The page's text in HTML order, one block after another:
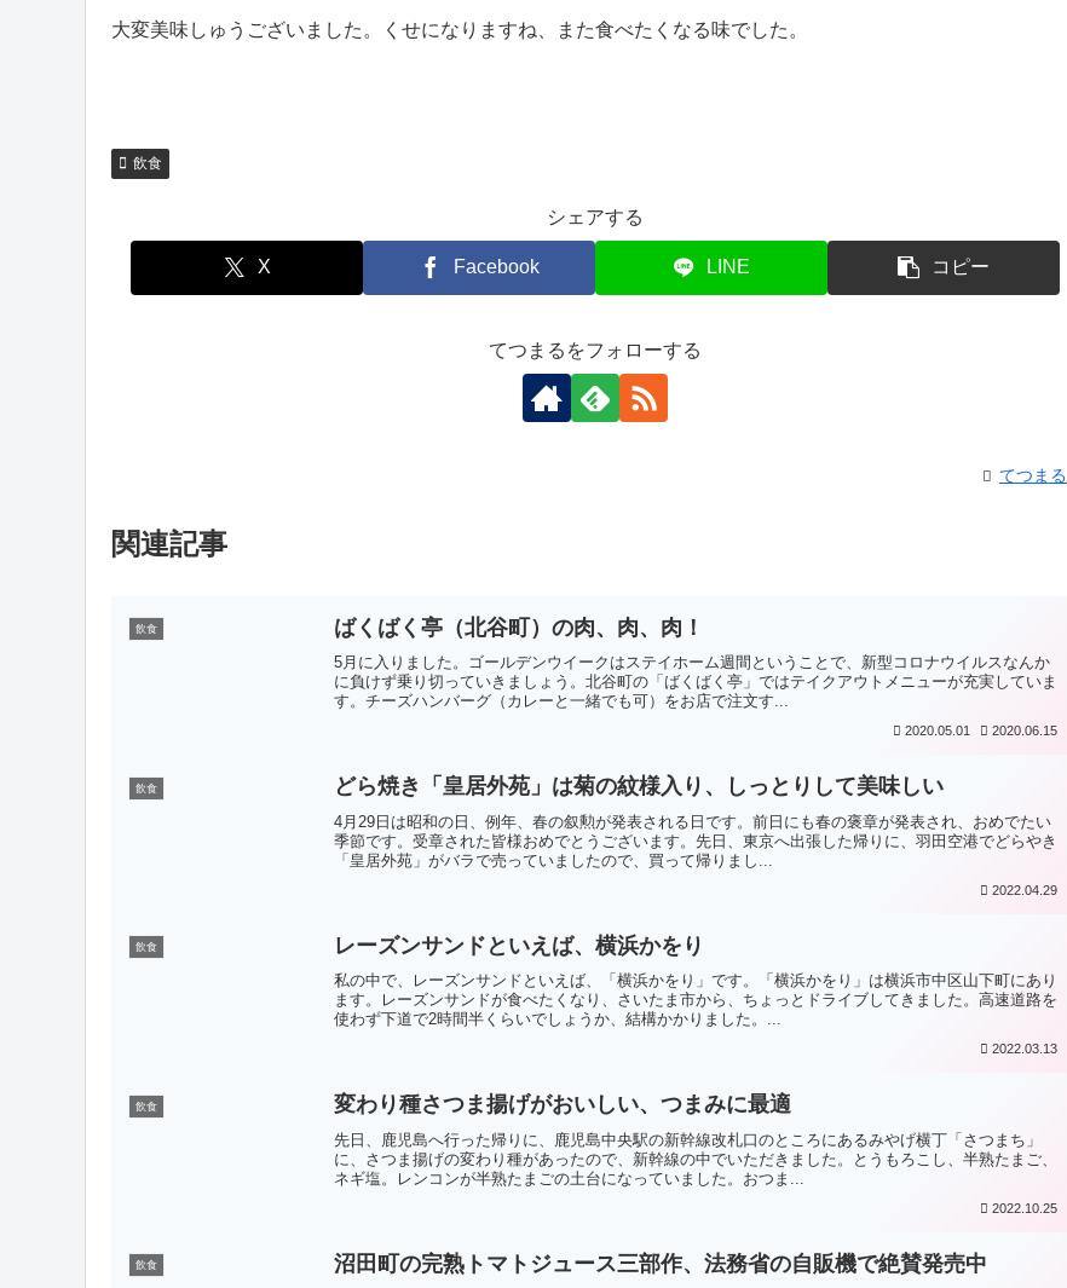
大変美味しゅうございました。くせになりますね、また食べたくなる味でした。
飲食
シェアする
X Facebook LINE コピー
てつまるをフォローする
てつまる
関連記事
飲食 ばくばく亭（北谷町）の肉、肉、肉！
5月に入りました。ゴールデンウイークはステイホーム週間ということで、新型コロナウイルスなんか
に負けず乗り切っていきましょう。北谷町の「ばくばく亭」ではテイクアウトメニューが充実していま
す。チーズハンバーグ（カレーと一緒でも可）をお店で注文す...
2020.05.01 2020.06.15
飲食 どら焼き「皇居外苑」は菊の紋様入り、しっとりして美味しい
4月29日は昭和の日、例年、春の叙勲が発表される日です。前日にも春の褒章が発表され、おめでたい
季節です。受章された皆様おめでとうございます。先日、東京へ出張した帰りに、羽田空港でどらやき
「皇居外苑」がバラで売っていましたので、買って帰りまし...
2022.04.29
飲食 レーズンサンドといえば、横浜かをり
私の中で、レーズンサンドといえば、「横浜かをり」です。「横浜かをり」は横浜市中区山下町にあり
ます。レーズンサンドが食べたくなり、さいたま市から、ちょっとドライブしてきました。高速道路を
使わず下道で2時間半くらいでしょうか、結構かかりました。...
2022.03.13
飲食 変わり種さつま揚げがおいしい、つまみに最適
先日、鹿児島へ行った帰りに、鹿児島中央駅の新幹線改札口のところにあるみやげ横丁「さつまち」
に、さつま揚げの変わり種があったので、新幹線の中でいただきました。とうもろこし、半熟たまご、
ネギ塩。レンコンが半熟たまごの土台になっていました。おつま...
2022.10.25
飲食 沼田町の完熟トマトジュース三部作、法務省の自販機で絶賛発売中